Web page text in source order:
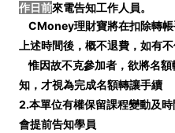
作日前來電告知工作人員。
CMoney理財寶將在扣除轉帳
上述時間後，概不退費，如有
惟因故不克參加者，欲將名
知，才視為完成名額轉讓手續
2.本單位有權保留課程變動及
會提前告知學員